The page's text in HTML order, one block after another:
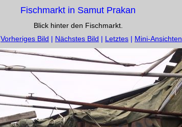
Fischmarkt in Samut Prakan
Blick hinter den Fischmarkt.
Vorheriges Bild | Nächstes Bild | Letztes | Mini-Ansichten